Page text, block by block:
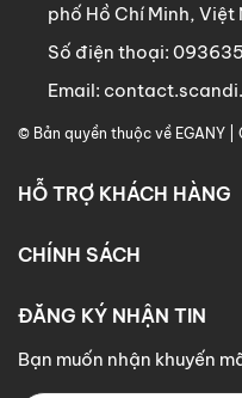
phố Hồ Chí Minh, Việt
Số điện thoại:
Email:
© Bản quyền thuộc về EGANY |
HỖ TRỢ KHÁCH HÀNG
CHÍNH SÁCH
ĐĂNG KÝ NHẬN TIN
Bạn muốn nhận khuyến